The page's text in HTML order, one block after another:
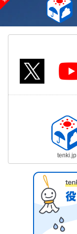
tenki.jp